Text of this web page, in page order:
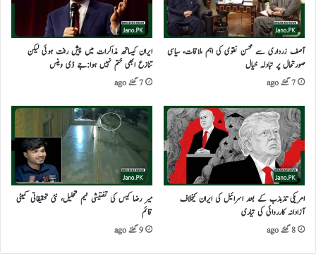
آصف زرداری سے محسن نقوی کی اہم ملاقات، سیاسی
صورتحال پر تبادلہ خیال
7 گھنٹے ago
ایران کیساتھ مذاکرات میں پیش رفت ہوئی لیکن
تنازع ابھی ختم نہیں ہوا:جے ڈی وینس
7 گھنٹے ago
امریکی تذبذب کے بعد اسرائیل کی ایران کیخلاف
آزادانہ کارروائی کی تیاری
8 گھنٹے ago
میر رضا کیس کی تفتیشی ٹیم تحلیل، نئی تحقیقاتی کمیٹی
قائم
9 گھنٹے ago